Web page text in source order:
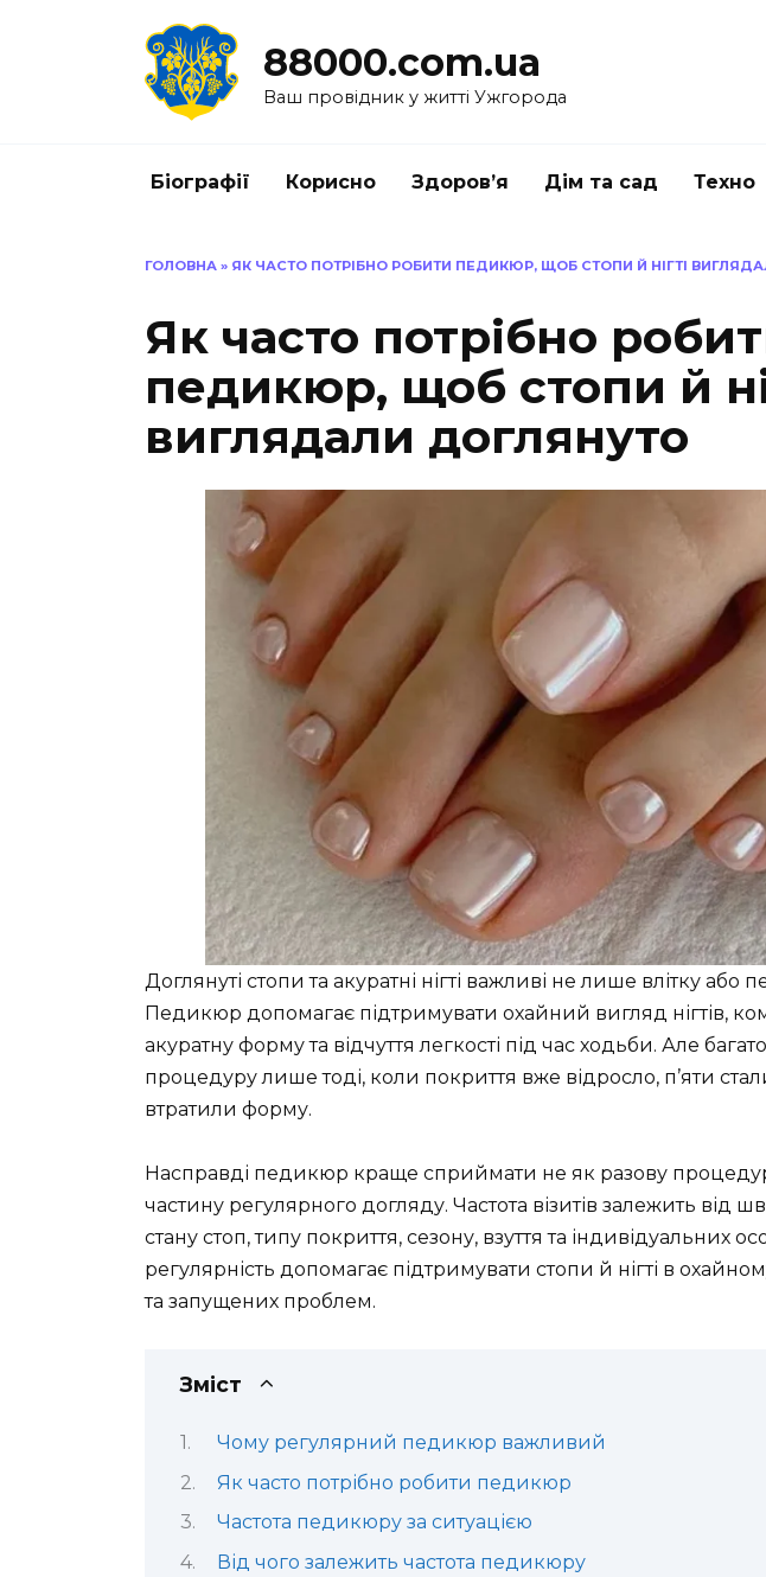
88000.com.ua
Ваш провідник у житті Ужгорода
Біографії Корисно Здоров’я Дім та сад Техно
ГОЛОВНА » ЯК ЧАСТО ПОТРІБНО РОБИТИ ПЕДИКЮР, ЩОБ СТОПИ Й НІГТІ
Як часто потрібно
педикюр, щоб стопи й
виглядали доглянуто
Доглянуті стопи та акуратні нігті важливі не лише влітку або
Педикюр допомагає підтримувати охайний вигляд нігтів,
акуратну форму та відчуття легкості під час ходьби. Але
процедуру лише тоді, коли покриття вже відросло, п’яти
втратили форму.
Насправді педикюр краще сприймати не як разову
частину регулярного догляду. Частота візитів залежить від
стану стоп, типу покриття, сезону, взуття та індивідуальних
регулярність допомагає підтримувати стопи й нігті в
та запущених проблем.
Зміст
Чому регулярний педикюр важливий
Як часто потрібно робити педикюр
Частота педикюру за ситуацією
Від чого залежить частота педикюру